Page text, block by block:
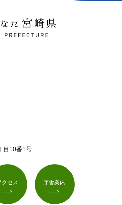
宮崎県
目10番1号
クセス 庁舎案内